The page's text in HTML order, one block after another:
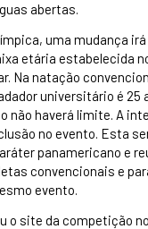
abertas.
uma mudança
etária estabelecida
Na natação
universitário é 25
não haverá limite. A
no evento. Esta
panamericano e
convencionais e
evento.
o site da competição